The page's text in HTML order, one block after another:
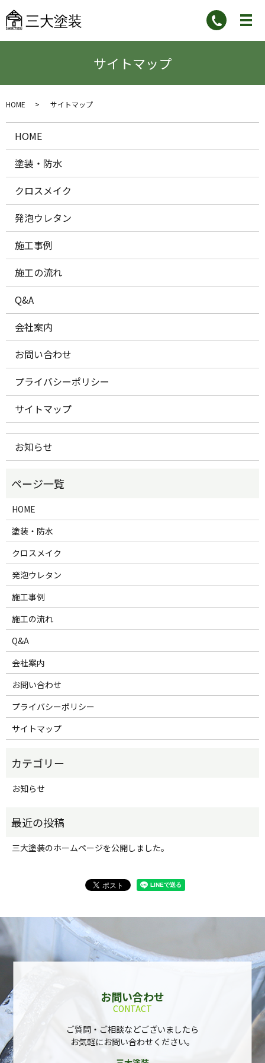
サイトマップ
HOME サイトマップ
HOME
塗装・防水
クロスメイク
発泡ウレタン
施工事例
施工の流れ
Q&A
会社案内
お問い合わせ
プライバシーポリシー
サイトマップ
お知らせ
HOME
塗装・防水
クロスメイク
発泡ウレタン
施工事例
施工の流れ
Q&A
会社案内
お問い合わせ
プライバシーポリシー
サイトマップ
お知らせ
三大塗装のホームページを公開しました。
お問い合わせ
CONTACT
ご質問・ご相談などございましたら
お気軽にお問い合わせください。